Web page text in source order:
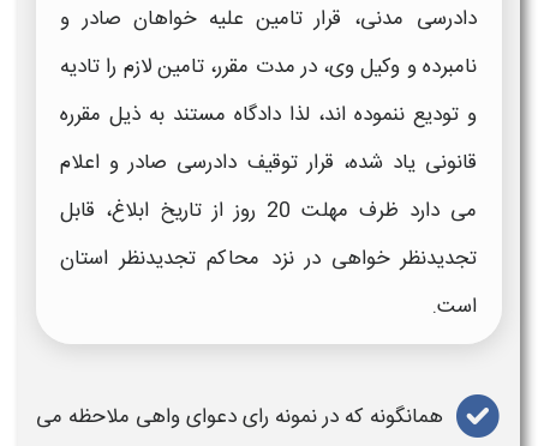
دادرسی مدنی، قرار تامین علیه خواهان صادر و
نامبرده و وکیل وی، در مدت مقرر، تامین لازم را تادیه
و تودیع ننموده اند، لذا دادگاه مستند به ذیل مقرره
قانونی یاد شده، قرار توقیف دادرسی صادر و اعلام
می دارد ظرف مهلت 20 روز از تاریخ ابلاغ، قابل
تجدیدنظر خواهی در نزد محاکم تجدیدنظر استان
است.
همانگونه که درنمونه رای دعوای واهی ملاحظه می